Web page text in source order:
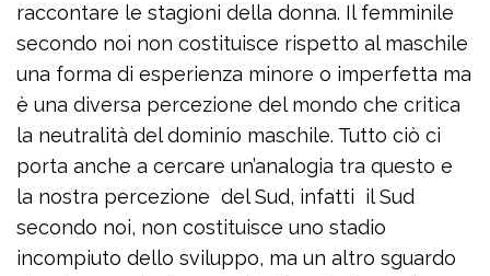
raccontare le stagioni della donna. Il femminile
secondo noi non costituisce rispetto al maschile
una forma di esperienza minore o imperfetta ma
è una diversa percezione del mondo che critica
la neutralità del dominio maschile. Tutto ciò ci
porta anche a cercare un’analogia tra questo e
la nostra percezione del Sud, infatti il Sud
secondo noi, non costituisce uno stadio
incompiuto dello sviluppo, ma un altro sguardo